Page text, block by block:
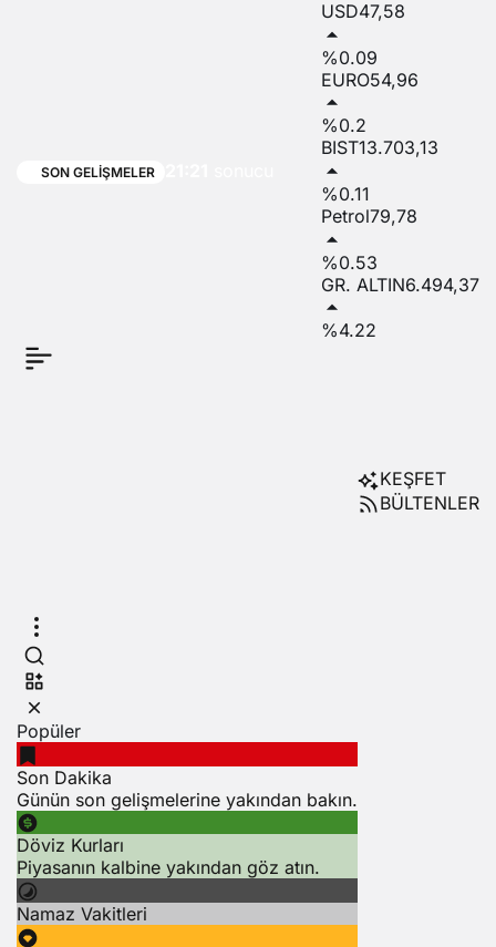
SON GELIŞMELER
USD47,58
%0.09
EURO54,96
%0.2
BIST13.703,13
%0.11
Petrol79,78
%0.53
GR. ALTIN6.494,37
%4.22
KEŞFET
BÜLTENLER
Popüler
Son Dakika
Günün son gelişmelerine yakından bakın.
Döviz Kurları
Piyasanın kalbine yakından göz atın.
Namaz Vakitleri